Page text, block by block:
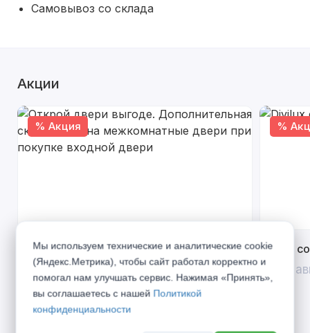
Самовывоз со склада
Акции
% Акция
Открой двери выгоде. Дополнительная
скидка 10% на межкомнатные двери при
покупке входной двери
До 31 августа 2026 г
%
Divilux
До 31
Мы используем технические и аналитические cookie
(Яндекс.Метрика), чтобы сайт работал корректно и
помогал нам улучшать сервис. Нажимая «Принять»,
вы соглашаетесь с нашей Политикой
конфиденциальности